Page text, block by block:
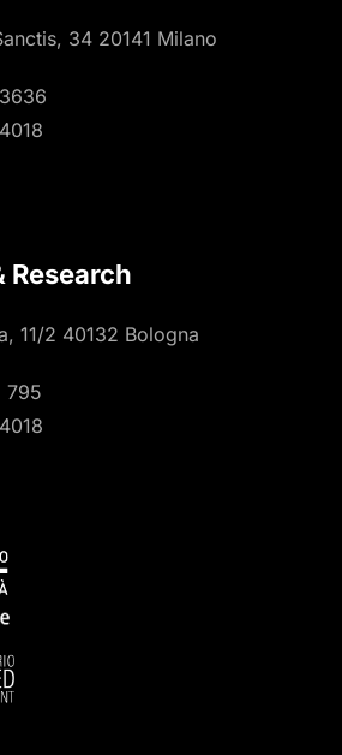
34 20141 Milano
Research
11/2 40132 Bologna
795